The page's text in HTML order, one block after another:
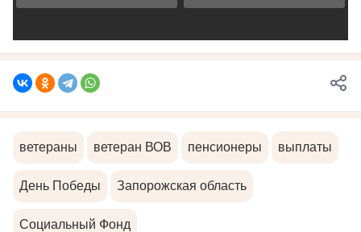
ветераны ветеран ВОВ пенсионеры выплаты
День Победы Запорожская область
Социальный Фонд